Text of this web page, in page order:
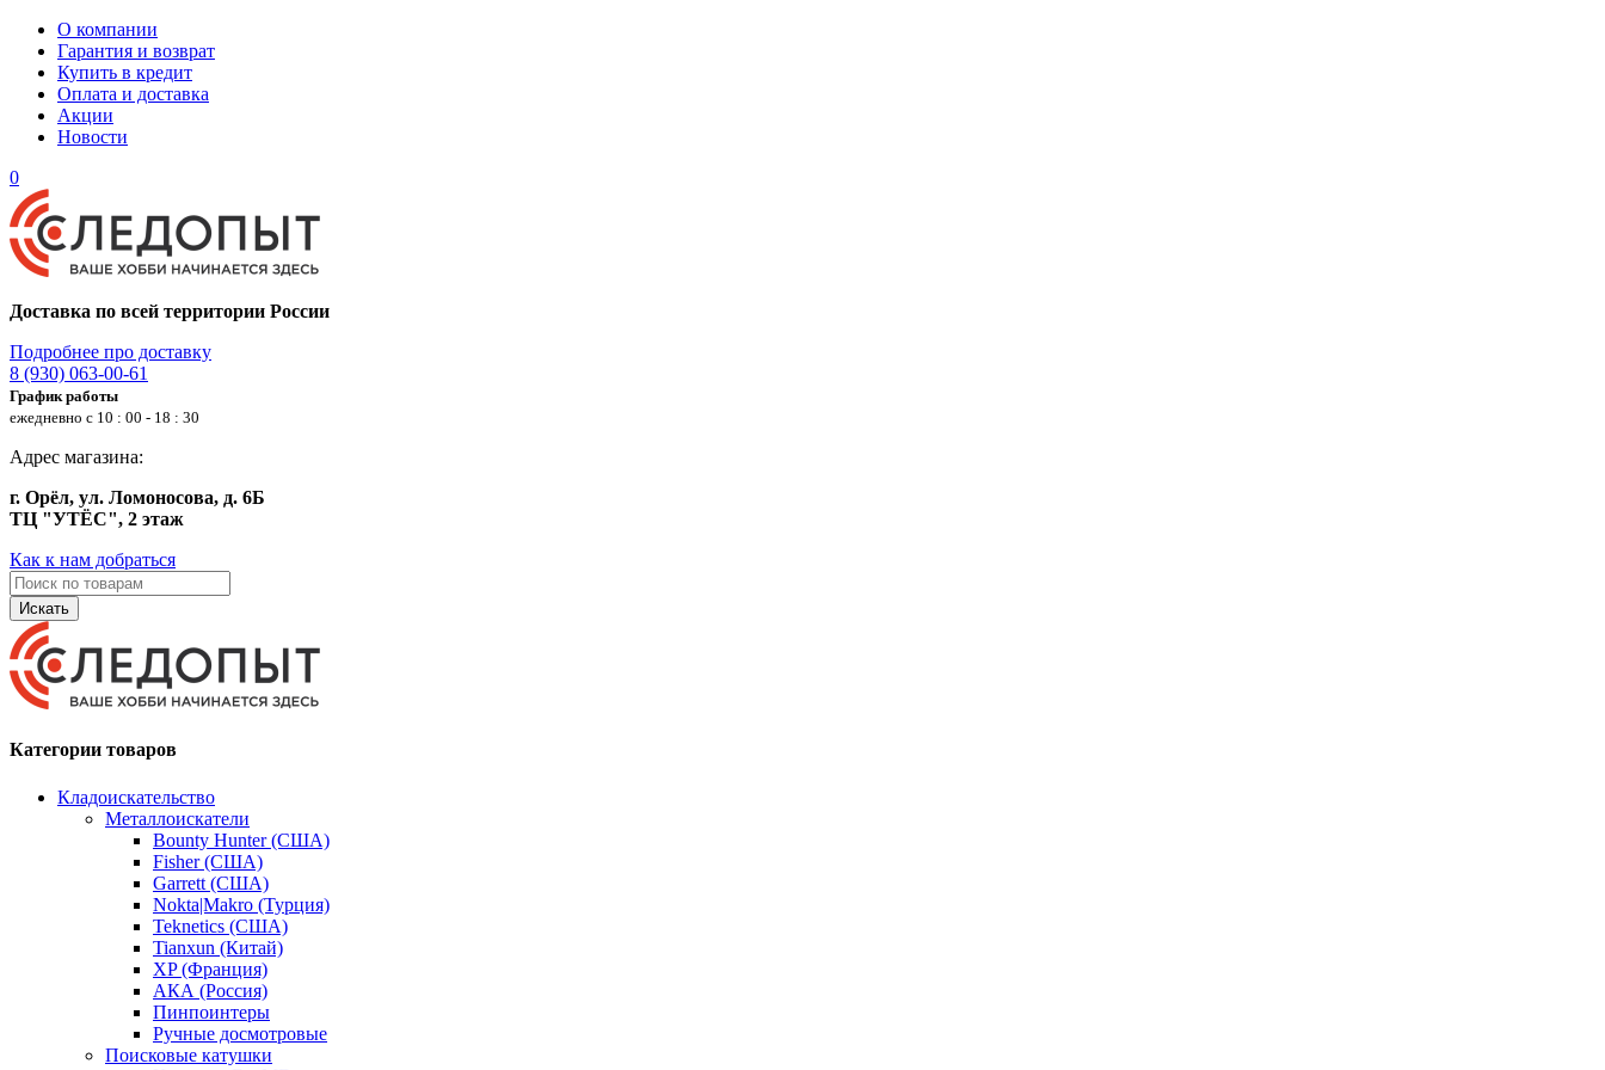
О компании
Гарантия и возврат
Купить в кредит
Оплата и доставка
Акции
Новости
0
Доставка по всей территории России
Подробнее про доставку
8 (930) 063-00-61
График работы
ежедневно с 10 : 00 - 18 : 30
Адрес магазина:
г. Орёл, ул. Ломоносова, д. 6Б
ТЦ "УТЁС", 2 этаж
Как к нам добраться
Искать
Категории товаров
Кладоискательство
Металлоискатели
Bounty Hunter (США)
Fisher (США)
Garrett (США)
Nokta|Makro (Турция)
Teknetics (США)
Tianxun (Китай)
XP (Франция)
АКА (Россия)
Пинпоинтеры
Ручные досмотровые
Поисковые катушки